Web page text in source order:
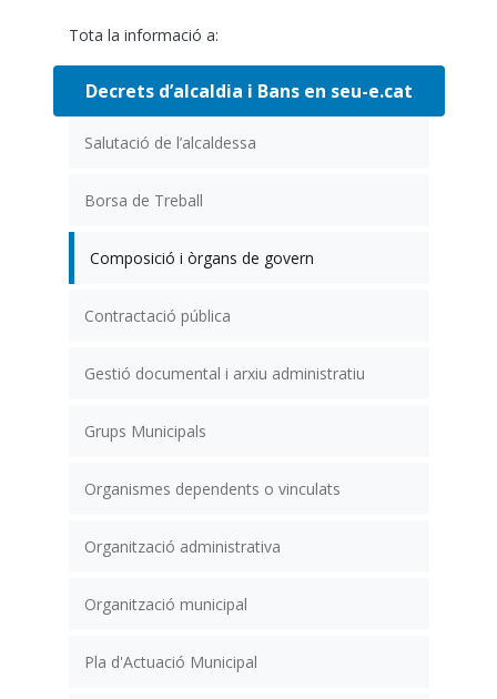
Salutació de l’alcaldessa
Borsa de Treball
Composició i òrgans de govern
Contractació pública
Gestió documental i arxiu administratiu
Grups Municipals
Organismes dependents o vinculats
Organització administrativa
Organització municipal
Pla d'Actuació Municipal
Tota la informació a:
Decrets d’alcaldia i Bans en seu-e.cat